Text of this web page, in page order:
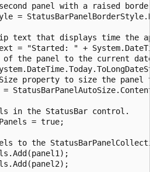
panel with a raised
=
text that displays time the
= "Started: " +
the panel to the current
property to size the panel
in the StatusBar control.
= true;
to the